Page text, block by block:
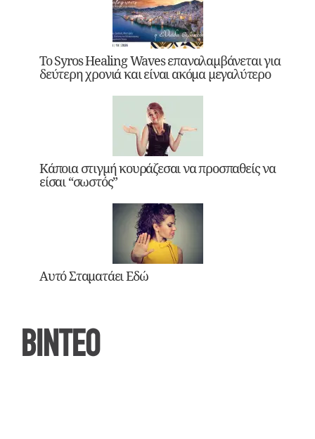
Το Syros Healing Waves επαναλαμβάνεται για
δεύτερη χρονιά και είναι ακόμα μεγαλύτερο
Κάποια στιγμή κουράζεσαι να προσπαθείς να
είσαι “σωστός”
Αυτό Σταματάει Εδώ
ΒΙΝΤΕΟ